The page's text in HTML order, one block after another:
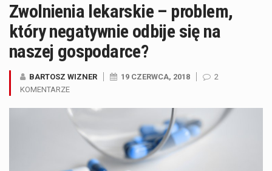
Estetyka i styl: Elegancja vs Minimalizm Główną różnicą, którą widać na pierwszy rzut oka, jest sposób pracy materiału. Rolety rzymskie to produkt typu "2 w 1"…
Zwolnienia lekarskie – problem,
który negatywnie odbije się na
naszej gospodarce?
BARTOSZ WIZNER 19 CZERWCA, 2018
2
KOMENTARZE